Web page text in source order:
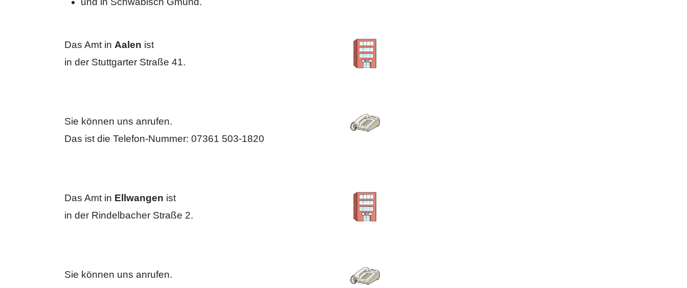
Das Amt in Aalen ist
in der Stuttgarter Straße 41.
Sie können uns anrufen.
Das ist die Telefon-Nummer: 07361 503-1820
Das Amt in Ellwangen ist
in der Rindelbacher Straße 2.
Sie können uns anrufen.